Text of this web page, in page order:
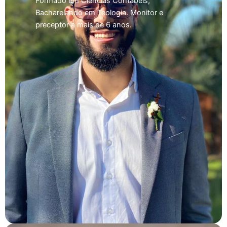
Bacharelando em Teologia. Monitor e
preceptor a mais de 6 anos.